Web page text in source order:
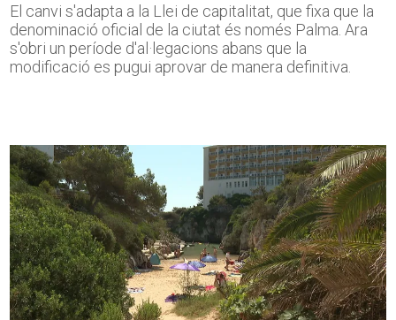
El canvi s'adapta a la Llei de capitalitat, que fixa que la
denominació oficial de la ciutat és només Palma. Ara
s'obri un període d'al·legacions abans que la
modificació es pugui aprovar de manera definitiva.